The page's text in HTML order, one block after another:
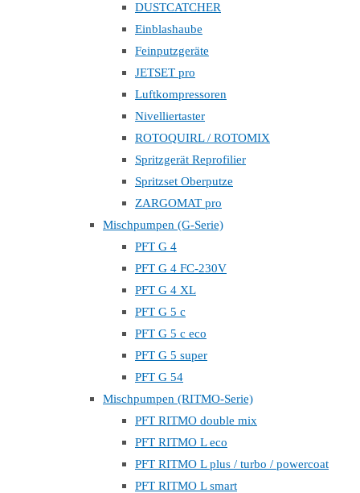
DUSTCATCHER
Einblashaube
Feinputzgeräte
JETSET pro
Luftkompressoren
Nivelliertaster
ROTOQUIRL / ROTOMIX
Spritzgerät Reprofilier
Spritzset Oberputze
ZARGOMAT pro
Mischpumpen (G-Serie)
PFT G 4
PFT G 4 FC-230V
PFT G 4 XL
PFT G 5 c
PFT G 5 c eco
PFT G 5 super
PFT G 54
Mischpumpen (RITMO-Serie)
PFT RITMO double mix
PFT RITMO L eco
PFT RITMO L plus / turbo / powercoat
PFT RITMO L smart